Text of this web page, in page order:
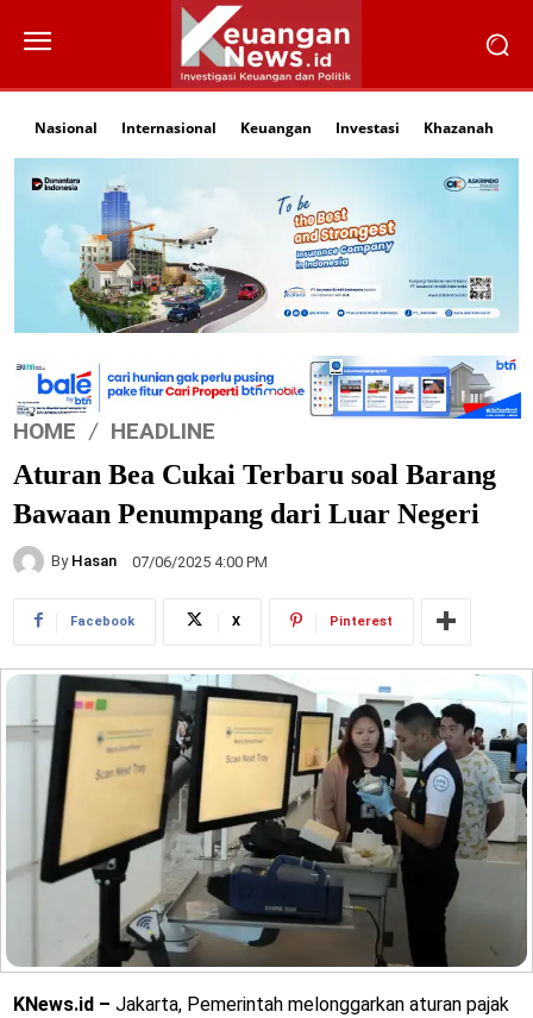
Nasional Internasional Keuangan Investasi Khazanah
HOME HEADLINE
Aturan Bea Cukai Terbaru soal Barang
Bawaan Penumpang dari Luar Negeri
By Hasan 07/06/2025 4:00 PM
Facebook X Pinterest
KNews.id – Jakarta, Pemerintah melonggarkan aturan pajak